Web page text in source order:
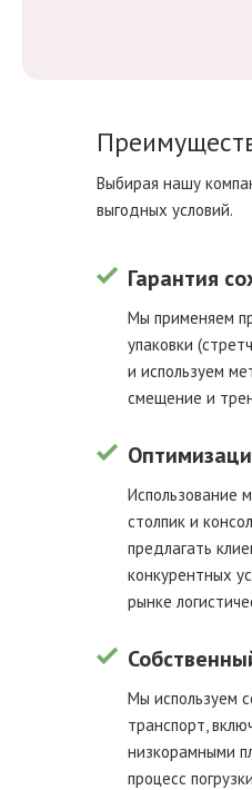
Выбирая нашу
выгодных условий.
Гарантия
Мы применяем
упаковки
и используем
смещение и
Использование
столпик и
предлагать
конкурентных
рынке
Мы используем
транспорт,
низкорамными
процесс